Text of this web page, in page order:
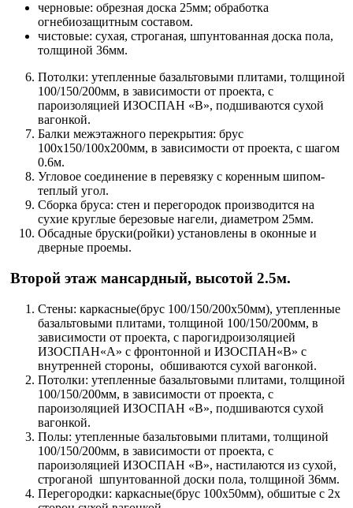
черновые: обрезная доска 25мм; обработка
огнебиозащитным составом.
чистовые: сухая, строганая, шпунтованная доска пола,
толщиной 36мм.
Потолки: утепленные базальтовыми плитами, толщиной
100/150/200мм, в зависимости от проекта, с
пароизоляцией ИЗОСПАН «В», подшиваются сухой
вагонкой.
Балки межэтажного перекрытия: брус
100х150/100х200мм, в зависимости от проекта, с шагом
0.6м.
Угловое соединение в перевязку с коренным шипом-
теплый угол.
Сборка бруса: стен и перегородок производится на
сухие круглые березовые нагели, диаметром 25мм.
Обсадные бруски(ройки) установлены в оконные и
дверные проемы.
Второй этаж мансардный, высотой 2.5м.
Стены: каркасные(брус 100/150/200х50мм), утепленные
базальтовыми плитами, толщиной 100/150/200мм, в
зависимости от проекта, с парогидроизоляцией
ИЗОСПАН«А» с фронтонной и ИЗОСПАН«В» с
внутренней стороны, обшиваются сухой вагонкой.
Потолки: утепленные базальтовыми плитами, толщиной
100/150/200мм, в зависимости от проекта, с
пароизоляцией ИЗОСПАН «В», подшиваются сухой
вагонкой.
Полы: утепленные базальтовыми плитами, толщиной
100/150/200мм, в зависимости от проекта, с
пароизоляцией ИЗОСПАН «В», настилаются из сухой,
строганой шпунтованной доски пола, толщиной 36мм.
Перегородки: каркасные(брус 100х50мм), обшитые с 2х